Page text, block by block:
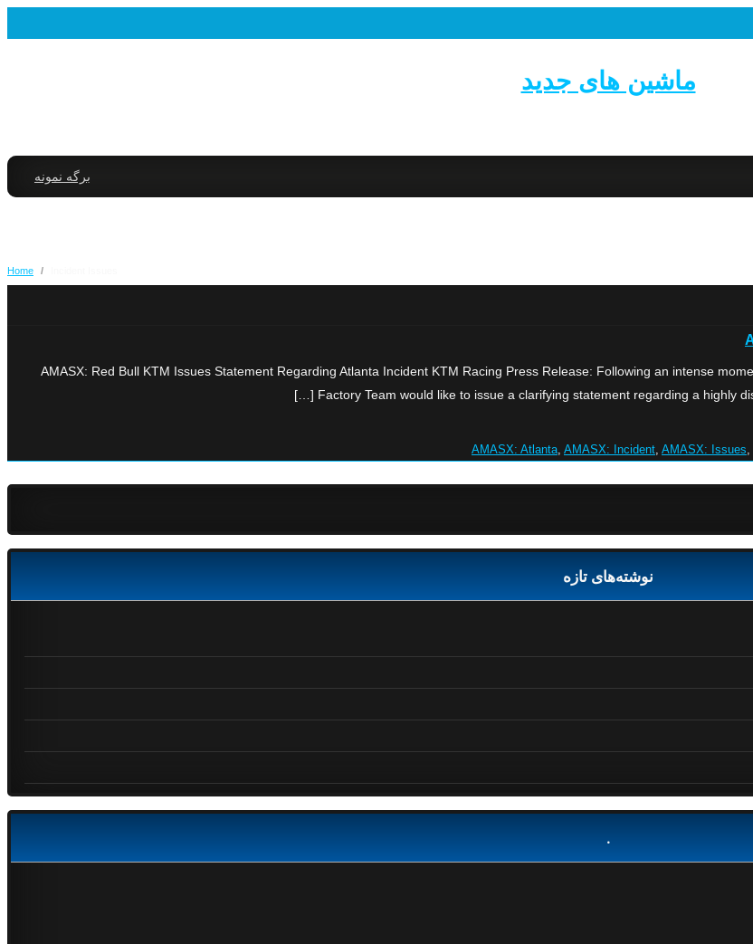
ماشین های جدید
برگه نمونه
Home /
AMASX: Red Bull KTM Issues Statement Regarding Atlanta Incident KTM Racing Press Release: Following an intense
Factory Team would like to issue a clarifying statement regarding a highly
AMASX: Atlanta, AMASX: Incident, AMASX: Issues,
نوشته‌های تازه
.